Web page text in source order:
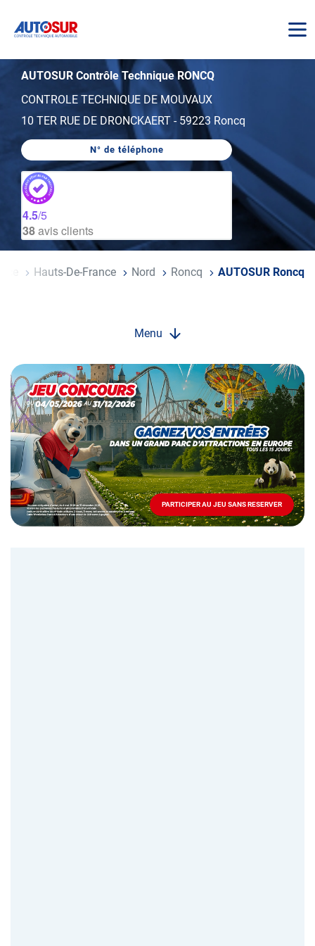
AUTOSUR Contrôle Technique RONCQ
CONTROLE TECHNIQUE DE MOUVAUX
10 TER RUE DE DRONCKAERT - 59223 Roncq
N° de téléphone
AFFICHER
LE
RONCQ
4.5/5
38avis clients
Hauts-De-France Nord Roncq AUTOSUR Roncq
Menu
Opération
spéciale
Mai
-
Décembre
2026
Locations
PARTICIPER AU JEU SANS RESERVER
PARTICIPER
AU
JEU